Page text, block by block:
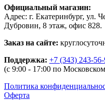
Официальный магазин:
Адрес: г. Екатеринбург, ул.
Дубровин, 8 этаж, офис 828.
Заказ на сайте:
Поддержка: +7 (343) 243-
(c 9:00 - 17:00 по
Политика
Оферта